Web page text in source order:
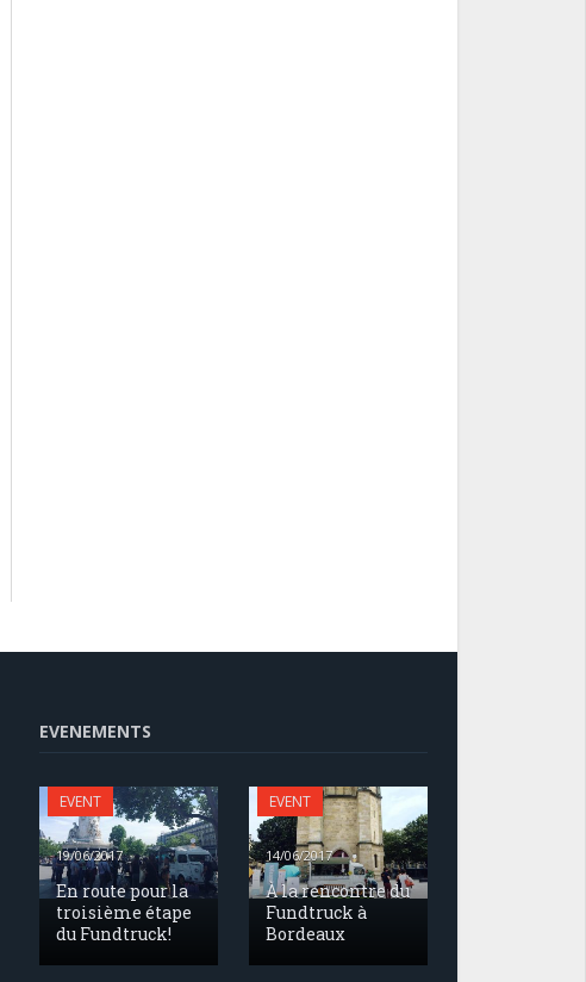
EVENEMENTS
EVENT
19/06/2017
En route pour la
troisième étape
du Fundtruck!
EVENT
14/06/2017
À la rencontre du
Fundtruck à
Bordeaux